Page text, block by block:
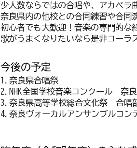
少人数ならではの合唱や、アカペラ
奈良県内の他校との合同練習や合同
初心者でも大歓迎！音楽の専門的な
歌がうまくなりたいなら是非コーラ
今後の予定
1.奈良県合唱祭
2.NHK全国学校音楽コンクール 奈
3.奈良県高等学校総合文化祭 合唱
4.奈良ヴォーカルアンサンブルコン